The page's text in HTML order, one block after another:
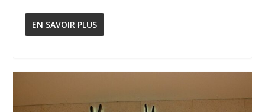
EN SAVOIR PLUS